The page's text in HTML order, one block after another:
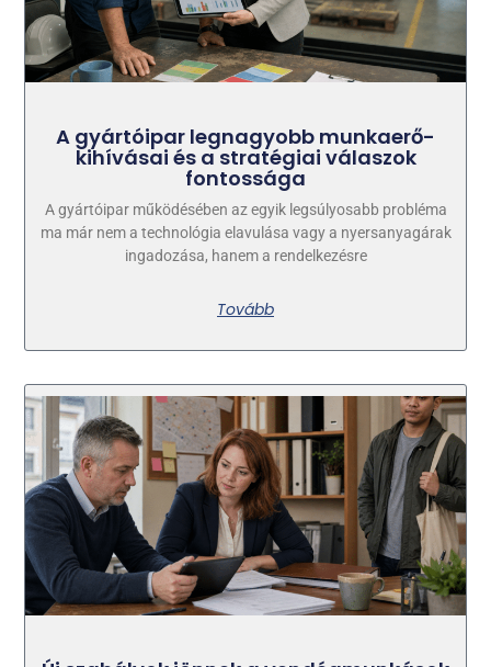
A gyártóipar legnagyobb munkaerő-
kihívásai és a stratégiai válaszok
fontossága
A gyártóipar működésében az egyik legsúlyosabb probléma
ma már nem a technológia elavulása vagy a nyersanyagárak
ingadozása, hanem a rendelkezésre
Tovább